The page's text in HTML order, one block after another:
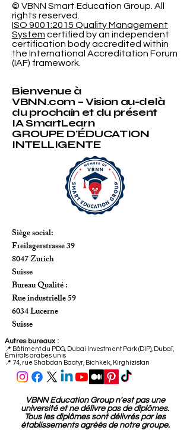
© VBNN Smart Education Group. All
rights reserved.
ISO 9001:2015 Quality Management
System certified by an independent
certification body accredited within
the International Accreditation Forum
(IAF) framework.
Bienvenue à
VBNN.com – Vision au-delà
du prochain et du présent
IA SmartLearn
GROUPE D'ÉDUCATION
INTELLIGENTE
Siège social:
Freilagerstrasse 39
8047 Zurich
Suisse
Bureau Qualité :
Rue industrielle 59
6034 Lucerne
Suisse
Autres bureaux :
📍 Bâtiment du PDG, Dubai Investment Park (DIP), Dubaï,
Émirats arabes unis
📍 74, rue Shabdan Baatyr, Bichkek, Kirghizistan
VBNN Education Group n'est pas une
université et ne délivre pas de diplômes.
Tous les diplômes sont délivrés par les
établissements agréés de notre groupe.